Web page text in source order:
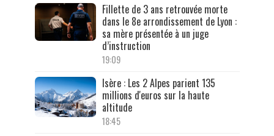
Fillette de 3 ans retrouvée morte
dans le 8e arrondissement de Lyon :
sa mère présentée à un juge
d’instruction
19:09
Isère : Les 2 Alpes parient 135
millions d'euros sur la haute
altitude
18:45